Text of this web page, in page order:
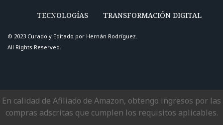
TECNOLOGÍAS TRANSFORMACIÓN DIGITAL
© 2023 Curado y Editado por Hernán Rodríguez.
All Rights Reserved.
En calidad de Afiliado de Amazon, obtengo ingresos por las
compras adscritas que cumplen los requisitos aplicables.